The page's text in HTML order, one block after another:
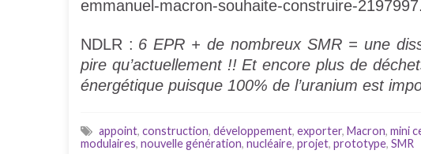
emmanuel-macron-souhaite-construire-
NDLR : 6 EPR + de nombreux SMR = une
pire qu’actuellement !! Et encore plus de
énergétique puisque 100% de l’uranium est
appoint, construction, développement, exporter, Macron, mini
modulaires, nouvelle génération, nucléaire, projet, prototype, SMR